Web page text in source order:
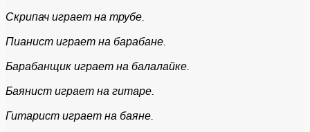
Скрипач играет на трубе.
Пианист играет на барабане.
Барабанщик играет на балалайке.
Баянист играет на гитаре.
Гитарист играет на баяне.